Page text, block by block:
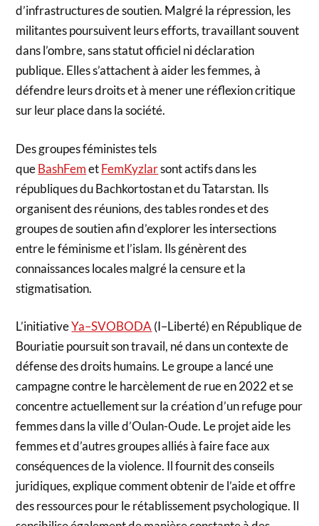
d’infrastructures de soutien. Malgré la répression, les
militantes poursuivent leurs efforts, travaillant souvent
dans l’ombre, sans statut officiel ni déclaration
publique. Elles s’attachent à aider les femmes, à
défendre leurs droits et à mener une réflexion critique
sur leur place dans la société.
Des groupes féministes tels
queBashFemetFemKyzlarsont actifs dans les
républiques du Bachkortostan et du Tatarstan. Ils
organisent des réunions, des tables rondes et des
groupes de soutien afin d’explorer les intersections
entre le féminisme et l’islam. Ils génèrent des
connaissances locales malgré la censure et la
stigmatisation.
L’initiativeYa–SVOBODA(I–Liberté) en République de
Bouriatie poursuit son travail, né dans un contexte de
défense des droits humains. Le groupe a lancé une
campagne contre le harcèlement de rue en 2022 et se
concentre actuellement sur la création d’un refuge pour
femmes dans la ville d’Oulan-Oude. Le projet aide les
femmes et d’autres groupes alliés à faire face aux
conséquences de la violence. Il fournit des conseils
juridiques, explique comment obtenir de l’aide et offre
des ressources pour le rétablissement psychologique. Il